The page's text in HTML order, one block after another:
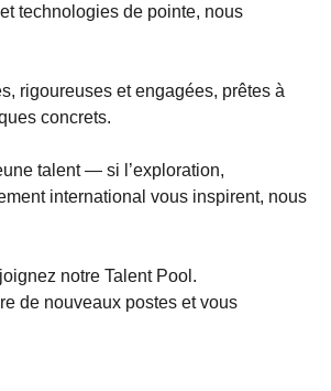
technologies de pointe, nous
rigoureuses et engagées, prêtes à
concrets.
talent — si l’exploration,
international vous inspirent, nous
notre Talent Pool.
de nouveaux postes et vous